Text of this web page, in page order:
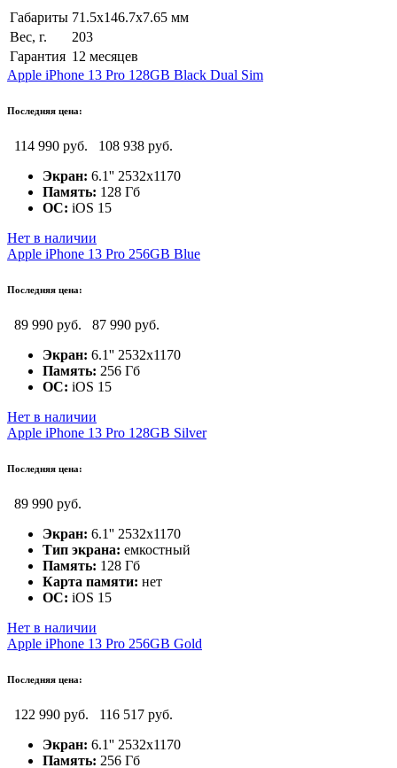
Габариты 71.5x146.7x7.65 мм
Вес, г.
203
Гарантия 12 месяцев
Apple iPhone 13 Pro 128GB Black Dual Sim
Последняя цена:
114 990 руб.
108 938 руб.
Экран: 6.1'' 2532x1170
Память: 128 Гб
ОС: iOS 15
Нет в наличии
Apple iPhone 13 Pro 256GB Blue
Последняя цена:
89 990 руб.
87 990 руб.
Экран: 6.1'' 2532x1170
Память: 256 Гб
ОС: iOS 15
Нет в наличии
Apple iPhone 13 Pro 128GB Silver
Последняя цена:
89 990 руб.
Экран: 6.1'' 2532x1170
Тип экрана: емкостный
Память: 128 Гб
Карта памяти: нет
ОС: iOS 15
Нет в наличии
Apple iPhone 13 Pro 256GB Gold
Последняя цена:
122 990 руб.
116 517 руб.
Экран: 6.1'' 2532x1170
Память: 256 Гб